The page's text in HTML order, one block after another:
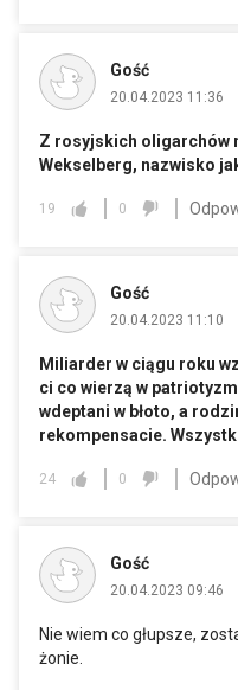
Gość
20.04.2023 11:36
Z rosyjskich oligarchów
Wekselberg, nazwisko
19 0
Gość
20.04.2023 11:10
Miliarder w ciągu roku
ci co wierzą w
wdeptani w błoto, a
rekompensacie.
24 0
Gość
20.04.2023 09:46
Nie wiem co głupsze,
żonie.